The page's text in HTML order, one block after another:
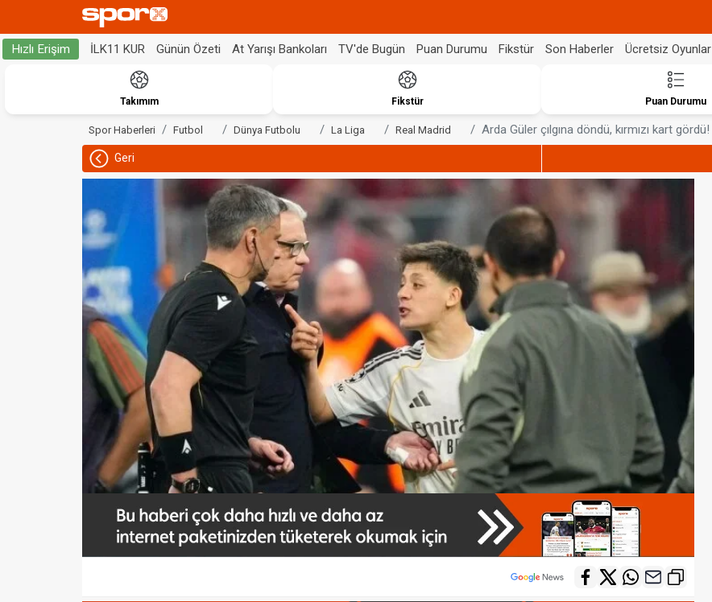
Hızlı Erişim İLK11 KUR Günün Özeti At Yarışı Bankoları TV'de Bugün Puan Durumu Fikstür Son Haberler Ücretsiz Oyunlar
Takımım Fikstür Puan Durumu
Spor Haberleri Futbol Dünya Futbolu La Liga Real Madrid Arda Güler çılgına döndü, kırmızı kart gördü!
Geri